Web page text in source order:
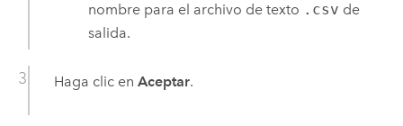
nombre para el archivo de texto .csv de
salida.
Haga clic en Aceptar.